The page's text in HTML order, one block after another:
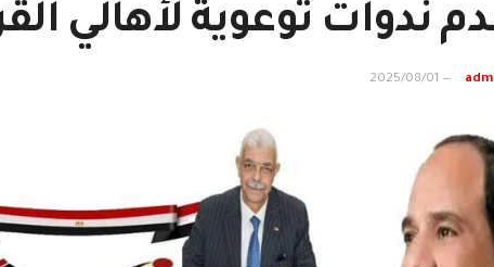
ندوات توعوية لأهالي
2025/08/01